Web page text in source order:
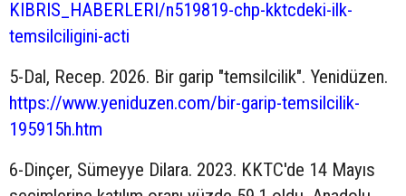
KIBRIS_HABERLERI/n519819-chp-kktcdeki-ilk-
temsilciligini-acti
5-Dal, Recep. 2026. Bir garip "temsilcilik". Yenidüzen.
https://www.yeniduzen.com/bir-garip-temsilcilik-
195915h.htm
6-Dinçer, Sümeyye Dilara. 2023. KKTC'de 14 Mayıs